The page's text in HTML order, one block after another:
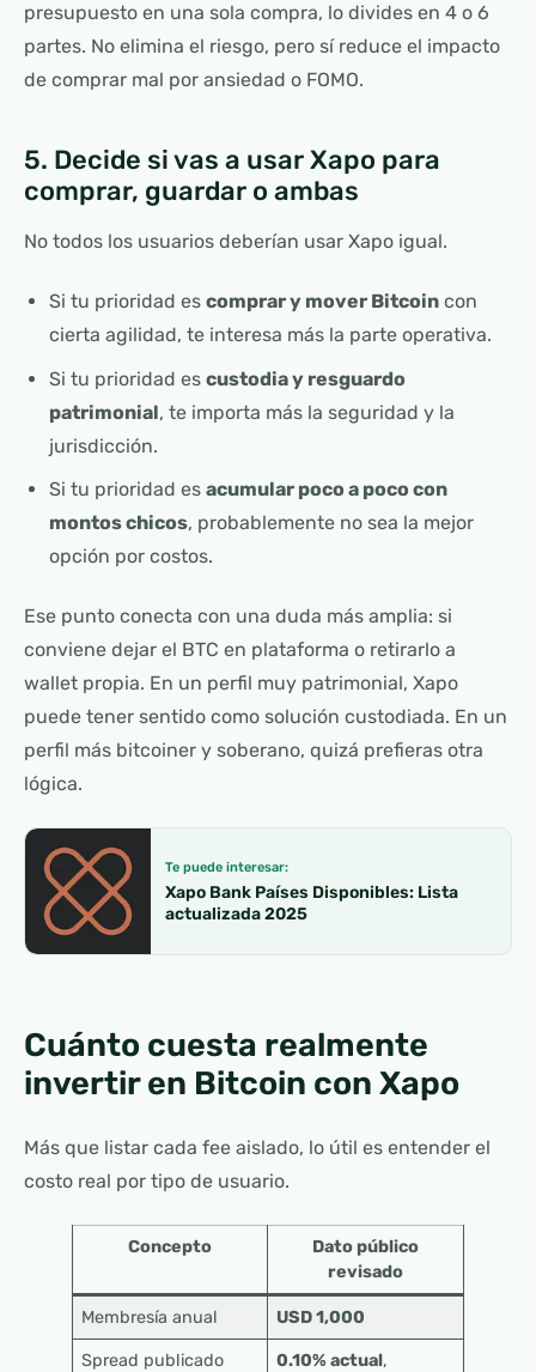
presupuesto en una sola compra, lo divides en 4 o 6
partes. No elimina el riesgo, pero sí reduce el impacto
de comprar mal por ansiedad o FOMO.
5. Decide si vas a usar Xapo para
comprar, guardar o ambas
No todos los usuarios deberían usar Xapo igual.
Si tu prioridad es comprar y mover Bitcoincon
cierta agilidad, te interesa más la parte operativa.
Si tu prioridad es custodia y resguardo
patrimonial, te importa más la seguridad y la
jurisdicción.
Si tu prioridad es acumular poco a poco con
montos chicos, probablemente no sea la mejor
opción por costos.
Ese punto conecta con una duda más amplia: si
conviene dejar el BTC en plataforma o retirarlo a
wallet propia. En un perfil muy patrimonial, Xapo
puede tener sentido como solución custodiada. En un
perfil más bitcoiner y soberano, quizá prefieras otra
lógica.
Te puede interesar:
Xapo Bank Países Disponibles: Lista
actualizada 2025
Cuánto cuesta realmente
invertir en Bitcoin con Xapo
Más que listar cada fee aislado, lo útil es entender el
costo real por tipo de usuario.
Concepto
Dato público
revisado
Membresía anual USD 1,000
Spread publicado
0.10% actual,